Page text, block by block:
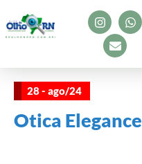
28 - ago/24
Otica Elegance